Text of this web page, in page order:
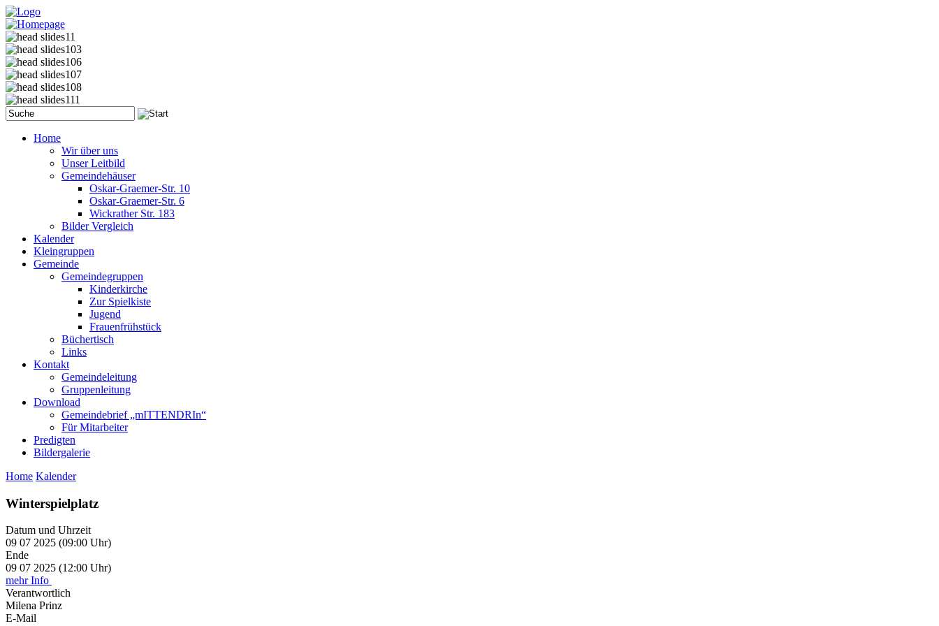
Home
Wir über uns
Unser Leitbild
Gemeindehäuser
Oskar-Graemer-Str. 10
Oskar-Graemer-Str. 6
Wickrather Str. 183
Bilder Vergleich
Kalender
Kleingruppen
Gemeinde
Gemeindegruppen
Kinderkirche
Zur Spielkiste
Jugend
Frauenfrühstück
Büchertisch
Links
Kontakt
Gemeindeleitung
Gruppenleitung
Download
Gemeindebrief „mITTENDRIn“
Für Mitarbeiter
Predigten
Bildergalerie
Home Kalender
Winterspielplatz
Datum und Uhrzeit
09 07 2025 (09:00 Uhr)
Ende
09 07 2025 (12:00 Uhr)
mehr Info
Verantwortlich
Milena Prinz
E-Mail